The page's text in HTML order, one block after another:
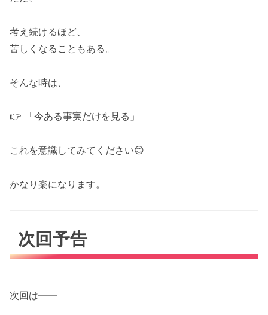
考え続けるほど、
苦しくなることもある。
そんな時は、
👉 「今ある事実だけを見る」
これを意識してみてください😊
かなり楽になります。
次回予告
次回は――